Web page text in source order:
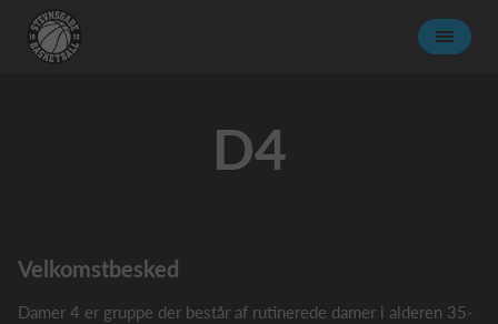
D4
Velkomstbesked
Damer 4 er gruppe der består af rutinerede damer i alderen 35-